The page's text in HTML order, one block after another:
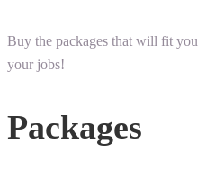
Buy the packages that will fit
your jobs!
Packages